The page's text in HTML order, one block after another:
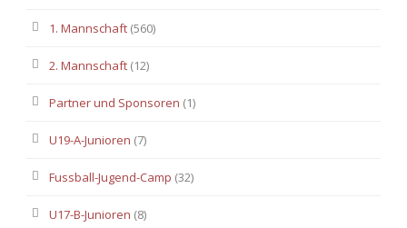
1. Mannschaft (560)
2. Mannschaft (12)
Partner und Sponsoren (1)
U19-A-Junioren (7)
Fussball-Jugend-Camp (32)
U17-B-Junioren (8)